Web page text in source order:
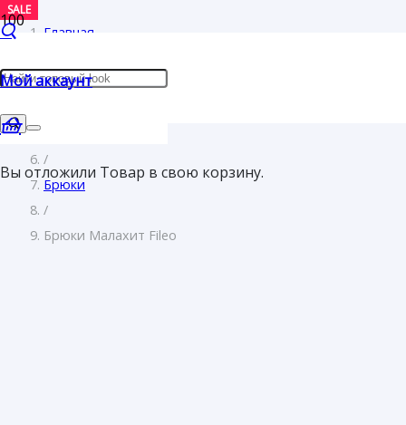
Мой аккаунт
Вы отложили Товар в свою корзину.
Главная
Женщинам
/
Брюки
/
Брюки Малахит Fileo
SALE